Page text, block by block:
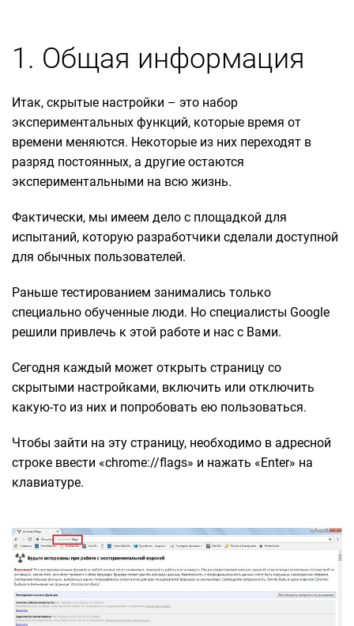
1. Общая информация
Итак, скрытые настройки – это набор
экспериментальных функций, которые время от
времени меняются. Некоторые из них переходят в
разряд постоянных, а другие остаются
экспериментальными на всю жизнь.
Фактически, мы имеем дело с площадкой для
испытаний, которую разработчики сделали доступной
для обычных пользователей.
Раньше тестированием занимались только
специально обученные люди. Но специалисты Google
решили привлечь к этой работе и нас с Вами.
Сегодня каждый может открыть страницу со
скрытыми настройками, включить или отключить
какую-то из них и попробовать ею пользоваться.
Чтобы зайти на эту страницу, необходимо в адресной
строке ввести «chrome://flags» и нажать «Enter» на
клавиатуре.